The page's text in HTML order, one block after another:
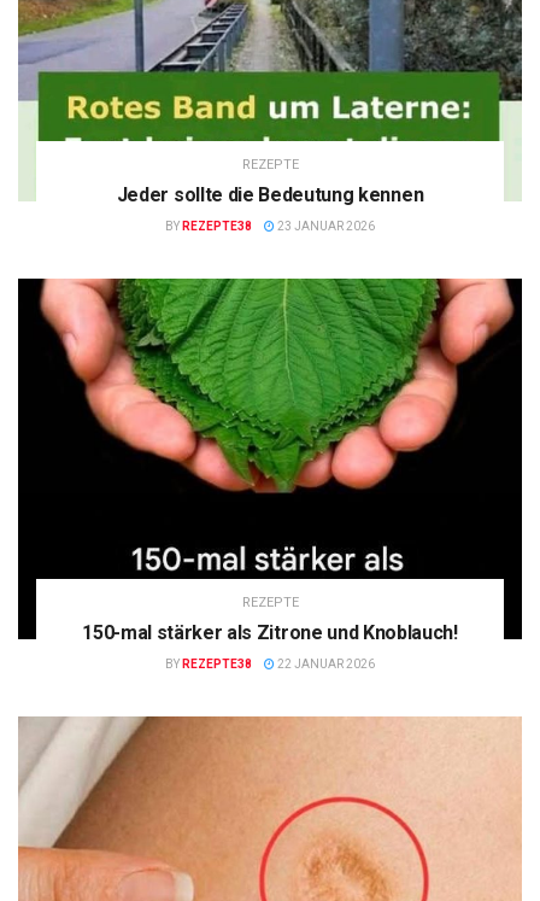
REZEPTE
Jeder sollte die Bedeutung kennen
BY REZEPTE38 23 JANUAR 2026
REZEPTE
150-mal stärker als Zitrone und Knoblauch!
BY REZEPTE38 22 JANUAR 2026